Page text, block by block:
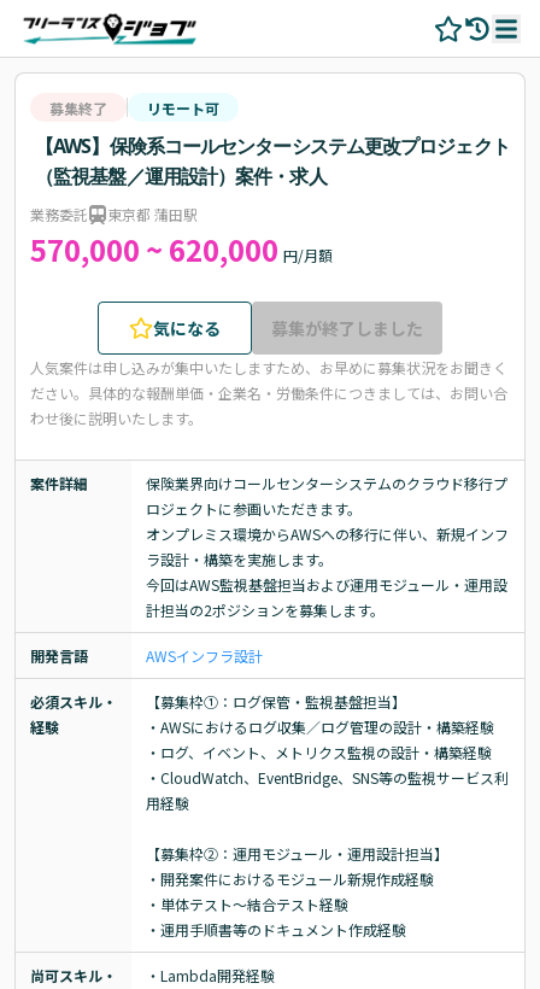
募集終了 リモート可
【AWS】保険系コールセンターシステム更改プロジェクト
（監視基盤／運用設計）案件・求人
業務委託 東京都 蒲田駅
570,000 ~ 620,000 円/月額
気になる 募集が終了しました
人気案件は申し込みが集中いたしますため、お早めに募集状況をお聞きく
ださい。 具体的な報酬単価・企業名・労働条件につきましては、お問い合
わせ後に説明いたします。
案件詳細
保険業界向けコールセンターシステムのクラウド移行プ
ロジェクトに参画いただきます。
オンプレミス環境からAWSへの移行に伴い、新規インフ
ラ設計・構築を実施します。
今回はAWS監視基盤担当および運用モジュール・運用設
計担当の2ポジションを募集します。
開発言語 AWSインフラ設計
必須スキル・
経験
【募集枠①：ログ保管・監視基盤担当】
・AWSにおけるログ収集／ログ管理の設計・構築経験
・ログ、イベント、メトリクス監視の設計・構築経験
・CloudWatch、EventBridge、SNS等の監視サービス利
用経験
【募集枠②：運用モジュール・運用設計担当】
・開発案件におけるモジュール新規作成経験
・単体テスト～結合テスト経験
・運用手順書等のドキュメント作成経験
尚可スキル・
・Lambda開発経験